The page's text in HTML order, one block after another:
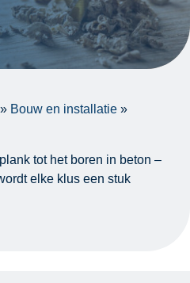
» Bouw en installatie »
tot het boren in beton –
elke klus een stuk